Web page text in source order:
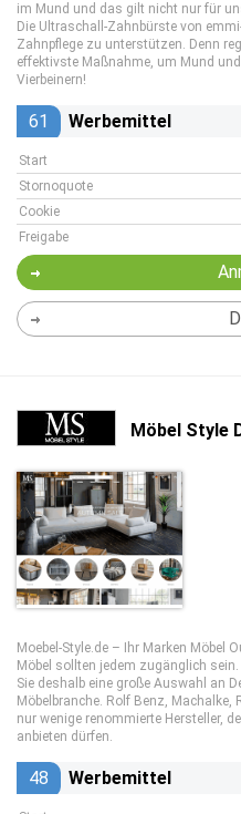
im Mund und das gilt nicht nur für
Die Ultraschall-Zahnbürste von
Zahnpflege zu unterstützen. Denn
effektivste Maßnahme, um Mund
Vierbeinern!
61 Werbemittel
Start
Stornoquote
Cookie
Freigabe
Möbel Style
Moebel-Style.de – Ihr Marken Möbel
Möbel sollten jedem zugänglich
Sie deshalb eine große Auswahl an
Möbelbranche. Rolf Benz,
nur wenige renommierte Hersteller,
anbieten dürfen.
48 Werbemittel